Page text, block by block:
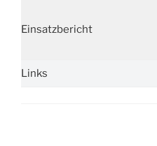
Einsatzbericht
Links